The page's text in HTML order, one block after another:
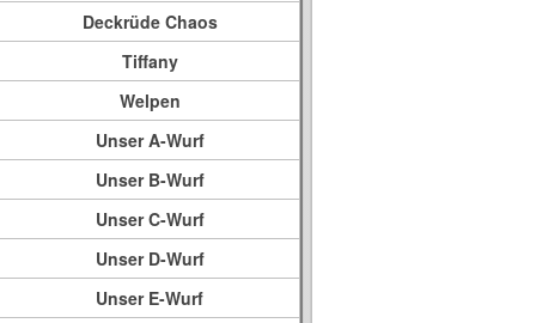
Deckrüde Chaos
Tiffany
Welpen
Unser A-Wurf
Unser B-Wurf
Unser C-Wurf
Unser D-Wurf
Unser E-Wurf